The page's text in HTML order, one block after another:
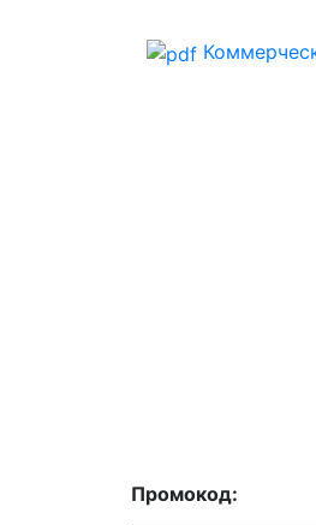
Промокод: